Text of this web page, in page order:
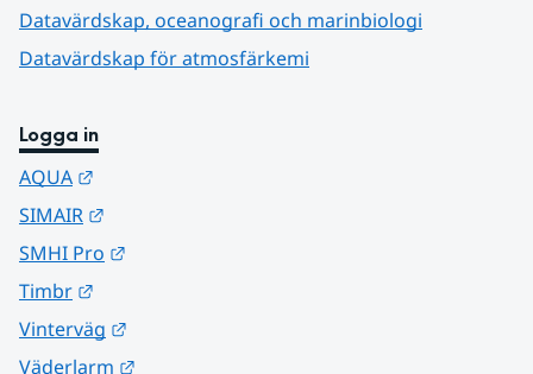
Datavärdskap, oceanografi och marinbiologi
Datavärdskap för atmosfärkemi
Logga in
AQUA
SIMAIR
SMHI Pro
Timbr
Vinterväg
Väderlarm